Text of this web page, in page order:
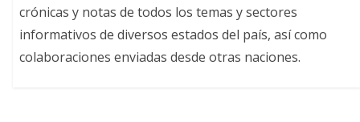
crónicas y notas de todos los temas y sectores
informativos de diversos estados del país, así como
colaboraciones enviadas desde otras naciones.